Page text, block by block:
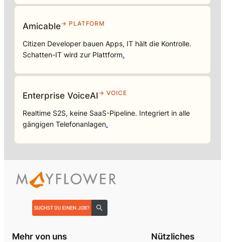
Amicable→ PLATFORM
Citizen Developer bauen Apps, IT hält die Kontrolle.
Schatten-IT wird zur Plattform.
Enterprise VoiceAI→ VOICE
Realtime S2S, keine SaaS-Pipeline. Integriert in alle
gängigen Telefonanlagen.
Mehr von uns Nützliches